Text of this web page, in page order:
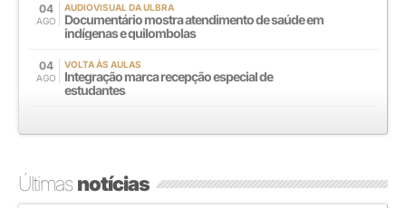
04
AGO
AUDIOVISUAL DA ULBRA
Documentário mostra atendimento de saúde em
indígenas e quilombolas
04
AGO
VOLTA ÀS AULAS
Integração marca recepção especial de
estudantes
Últimasnotícias